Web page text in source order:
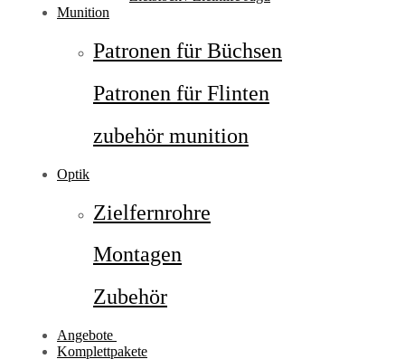
Munition
Patronen für Büchsen
Patronen für Flinten
zubehör munition
Optik
Zielfernrohre
Montagen
Zubehör
Angebote
Komplettpakete